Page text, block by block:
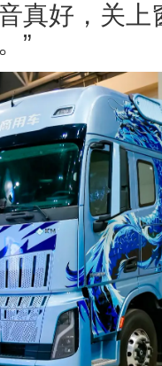
真好，关上
”